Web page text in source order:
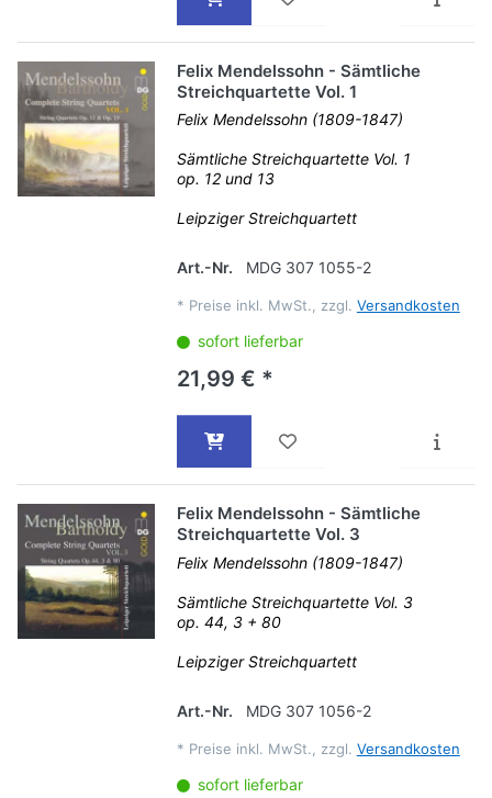
Felix Mendelssohn - Sämtliche
Streichquartette Vol. 1
Felix Mendelssohn (1809-1847)
Sämtliche Streichquartette Vol. 1
op. 12 und 13
Leipziger Streichquartett
Art.-Nr. MDG 307 1055-2
* Preise inkl. MwSt., zzgl. Versandkosten
sofort lieferbar
21,99 € *
Felix Mendelssohn - Sämtliche
Streichquartette Vol. 3
Felix Mendelssohn (1809-1847)
Sämtliche Streichquartette Vol. 3
op. 44, 3 + 80
Leipziger Streichquartett
Art.-Nr. MDG 307 1056-2
* Preise inkl. MwSt., zzgl. Versandkosten
sofort lieferbar